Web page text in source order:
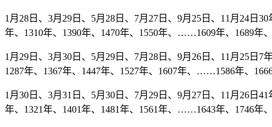
1月28日、3月29日、5月28日、7月27日、9月25日、11月24日
年、1310年、1390年、1470年、1550年、……1609年、1689年
1月29日、3月30日、5月29日、7月28日、9月26日、11月25日7
1287年、1367年、1447年、1527年、1607年、……1586年、
1月30日、3月31日、5月30日、7月29日、9月27日、11月26日
年、1321年、1401年、1481年、1561年、……1643年、1746年